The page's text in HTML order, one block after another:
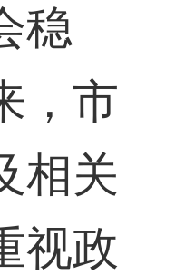
稳
，市
相关
视政